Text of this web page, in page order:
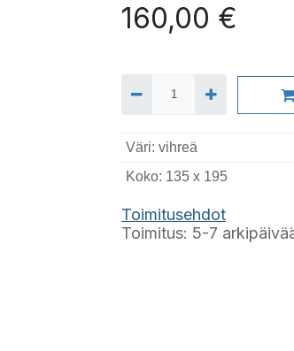
160,00 €
Väri: vihreä
Koko: 135 x 195
Toimitusehdot
Toimitus: 5-7